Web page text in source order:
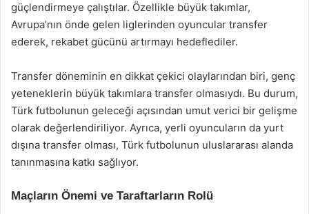
güçlendirmeye çalıştılar. Özellikle büyük takımlar,
Avrupa’nın önde gelen liglerinden oyuncular transfer
ederek, rekabet gücünü artırmayı hedeflediler.
Transfer döneminin en dikkat çekici olaylarından biri, genç
yeteneklerin büyük takımlara transfer olmasıydı. Bu durum,
Türk futbolunun geleceği açısından umut verici bir gelişme
olarak değerlendiriliyor. Ayrıca, yerli oyuncuların da yurt
dışına transfer olması, Türk futbolunun uluslararası alanda
tanınmasına katkı sağlıyor.
Maçların Önemi ve Taraftarların Rolü